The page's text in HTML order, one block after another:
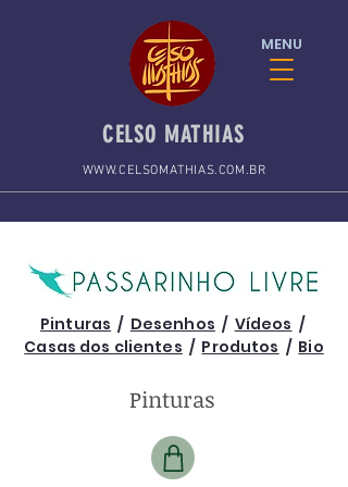
MENU
CELSO MATHIAS
WWW.CELSOMATHIAS.COM.BR
Pinturas / Desenhos / Vídeos /
Casas dos clientes / Produtos / Bio
Pinturas